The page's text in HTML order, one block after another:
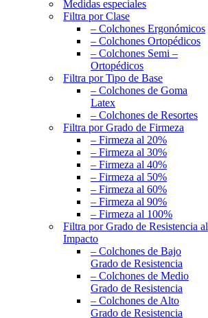
Medidas especiales
Filtra por Clase
– Colchones Ergonómicos
– Colchones Ortopédicos
– Colchones Semi –
Ortopédicos
Filtra por Tipo de Base
– Colchones de Goma
Latex
– Colchones de Resortes
Filtra por Grado de Firmeza
– Firmeza al 20%
– Firmeza al 30%
– Firmeza al 40%
– Firmeza al 50%
– Firmeza al 60%
– Firmeza al 90%
– Firmeza al 100%
Filtra por Grado de Resistencia al
Impacto
– Colchones de Bajo
Grado de Resistencia
– Colchones de Medio
Grado de Resistencia
– Colchones de Alto
Grado de Resistencia